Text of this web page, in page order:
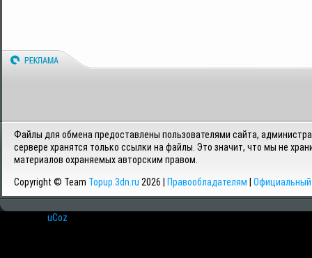
Файлы для обмена предоставлены пользователями сайта,
сервере хранятся только ссылки на файлы. Это значит, что мы не
материалов охраняемых авторским правом.
Copyright © Team Topup.3dn.ru 2026 | Правообладателям Официальный
uCoz